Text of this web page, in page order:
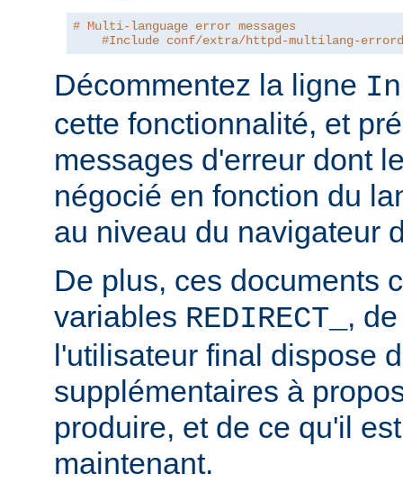
# Multi-language error messages
#Include conf/extra/httpd-multilang-
Décommentez la ligne
cette fonctionnalité, et
messages d'erreur dont
négocié en fonction du
au niveau du navigateur
De plus, ces documents
variables REDIRECT_ ,
l'utilisateur final dispose
supplémentaires à
produire, et de ce qu'il
maintenant.